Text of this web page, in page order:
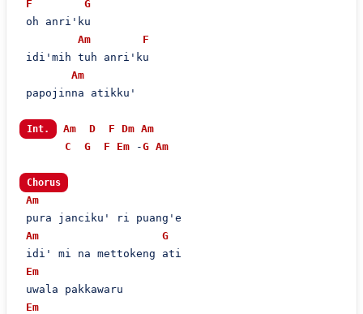
F
G
oh anri'ku
Am
F
idi'mih tuh anri'ku
Am
papojinna atikku'
Int. Am D F Dm Am
C
G F Em -G Am
Chorus
Am
pura janciku' ri puang'e
Am
G
idi' mi na mettokeng ati
Em
uwala pakkawaru
Em